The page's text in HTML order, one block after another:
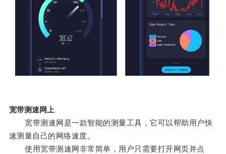
宽带测速网上
宽带测速网是一款智能的测量工具，它可以帮助用户快
速测量自己的网络速度。
使用宽带测速网非常简单，用户只需要打开网页并点